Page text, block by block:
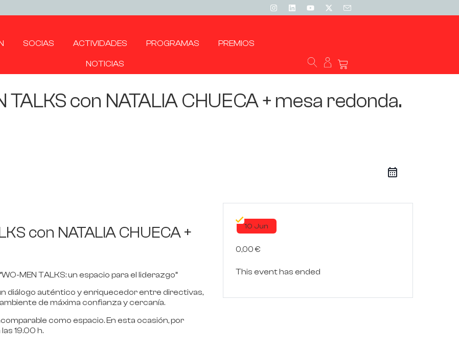
SOCIAS ACTIVIDADES PROGRAMAS PREMIOS
NOTICIAS
TALKS con NATALIA CHUECA + mesa redonda.
con NATALIA CHUECA +
O-MEN TALKS:un espacio para el liderazgo”
diálogo auténtico y enriquecedor entre directivas,
de máxima confianza y cercanía.
como espacio.En esta ocasión, por
19.00 h.
10 Jun
0,00 €
This event has ended